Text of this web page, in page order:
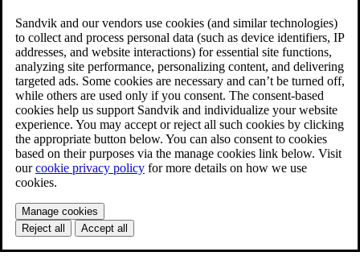
Sandvik and our vendors use cookies (and similar technologies)
to collect and process personal data (such as device identifiers, IP
addresses, and website interactions) for essential site functions,
analyzing site performance, personalizing content, and delivering
targeted ads. Some cookies are necessary and can’t be turned off,
while others are used only if you consent. The consent-based
cookies help us support Sandvik and individualize your website
experience. You may accept or reject all such cookies by clicking
the appropriate button below. You can also consent to cookies
based on their purposes via the manage cookies link below. Visit
ourcookie privacy policy for more details on how we use
cookies.
Manage cookies
Reject all
Accept all